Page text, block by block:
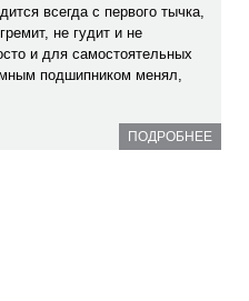
всегда с первого тычка,
не гудит и не
и для самостоятельных
подшипником менял,
ПОДРОБНЕЕ